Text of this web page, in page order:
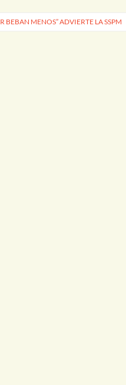
BEBAN MENOS” ADVIERTE LA SSPM